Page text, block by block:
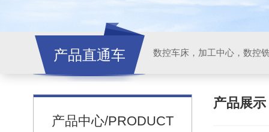
产品直通车
产品中心/PRODUCT
产品展示